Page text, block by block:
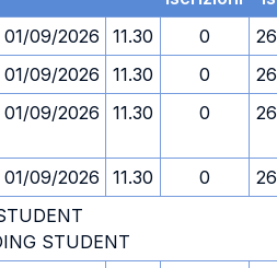
01/09/2026 11.30 0
01/09/2026 11.30 0
01/09/2026 11.30 0
01/09/2026 11.30 0
STUDENT